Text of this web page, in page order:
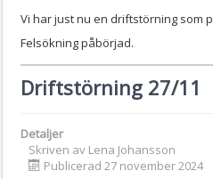
Vi har just nu en driftstörning som
Felsökning påbörjad.
Driftstörning 27/11
Detaljer
Skriven av Lena Johansson
Publicerad 27 november 2024